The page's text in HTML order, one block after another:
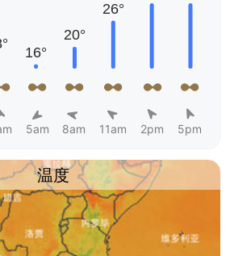
5am 8am 11am 2pm 5pm
温度